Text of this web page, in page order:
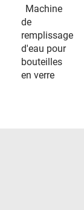
Machine
de
remplissage
d'eau pour
bouteilles
en verre